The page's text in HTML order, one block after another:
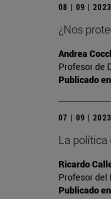
08 | 09 | 2023
¿Nos
Andrea
Profesor de
Publicado
07 | 09 | 2023
La política
Ricardo
Profesor del
Publicado